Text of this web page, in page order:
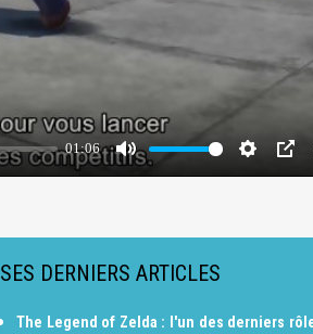
SES DERNIERS ARTICLES
The Legend of Zelda : l'un des derniers